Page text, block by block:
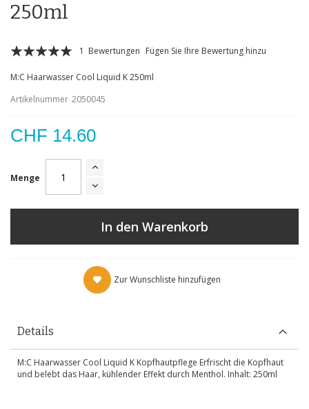
250ml
Bewertung:
1 Bewertungen Fügen Sie Ihre Bewertung hinzu
M:C Haarwasser Cool Liquid K 250ml
Artikelnummer 2050045
CHF 14.60
Menge
In den Warenkorb
Zur Wunschliste hinzufügen
Details
M:C Haarwasser Cool Liquid K Kopfhautpflege Erfrischt die Kopfhaut
und belebt das Haar, kühlender Effekt durch Menthol. Inhalt: 250ml